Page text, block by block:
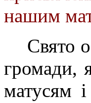
нашим
Свято
громади,
матусям